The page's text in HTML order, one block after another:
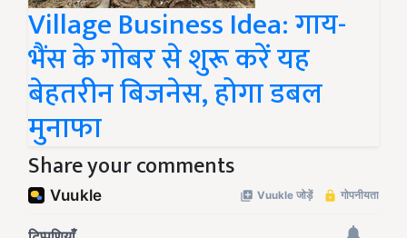
Village Business Idea: गाय-
भैंस के गोबर से शुरू करें यह
बेहतरीन बिजनेस, होगा डबल
मुनाफा
Share your comments